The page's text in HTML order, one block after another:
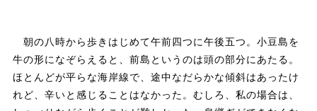
朝の八時から歩きはじめて午前四つに午後五つ。小豆島を
牛の形になぞらえると、前島というのは頭の部分にあたる。
ほとんどが平らな海岸線で、途中なだらかな傾斜はあったけ
れど、辛いと感じることはなかった。むしろ、私の場合は、